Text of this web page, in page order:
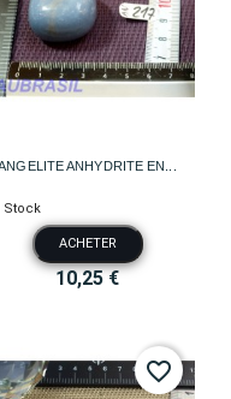
ANHYDRITE EN...
Stock
ACHETER
10,25 €
favorite_border